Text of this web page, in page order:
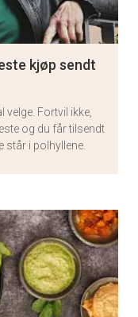
kjøp sendt
velge. Fortvil ikke,
og du får tilsendt
står i polhyllene.